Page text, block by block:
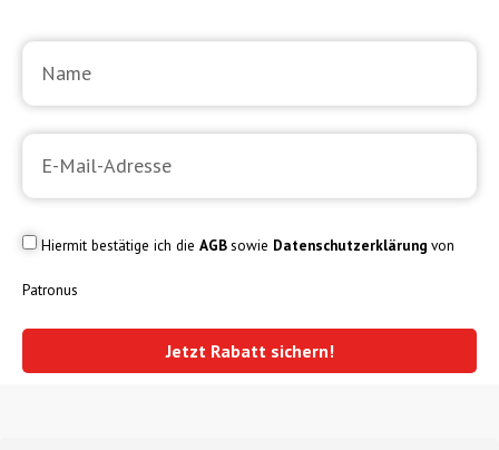
Hiermit bestätige ich die AGBsowie Datenschutzerklärung von
Patronus
Jetzt Rabatt sichern!